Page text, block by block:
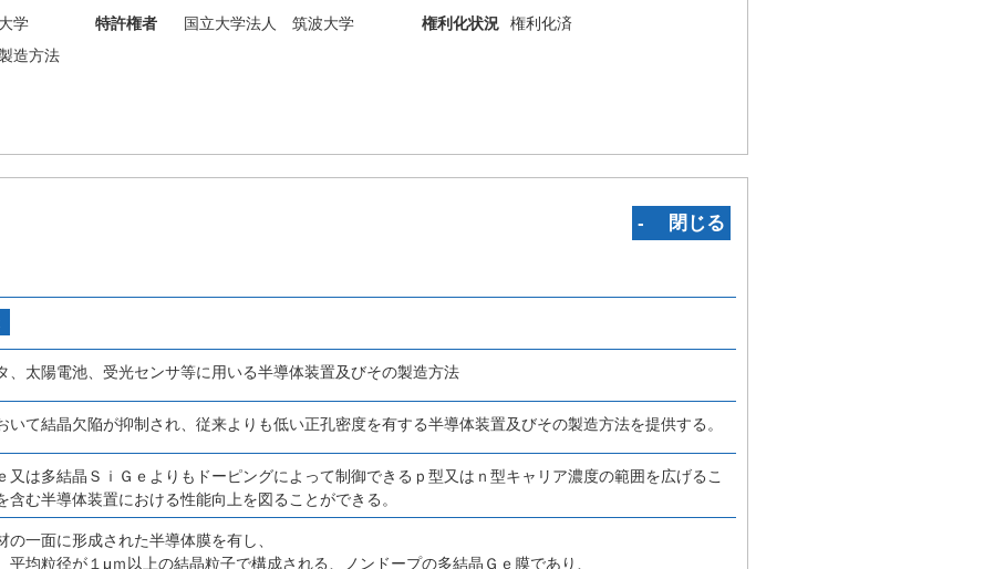
学 特許権者 国立大学法人 筑波大学 権利化状況
権利化済
造方法
‐ 閉じる
、太陽電池、受光センサ等に用いる半導体装置及びその製造方法
いて結晶欠陥が抑制され、従来よりも低い正孔密度を有する半導体装置及びその製造方法を提供する。
又は多結晶ＳｉＧｅよりもドーピングによって制御できるｐ型又はｎ型キャリア濃度の範囲を広げるこ
含む半導体装置における性能向上を図ることができる。
の一面に形成された半導体膜を有し、
平均粒径が１μｍ以上の結晶粒子で構成される、ノンドープの多結晶Ｇｅ膜であり、